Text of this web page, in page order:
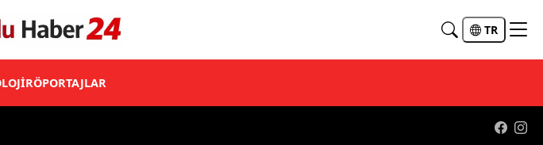
TR
RÖPORTAJLAR